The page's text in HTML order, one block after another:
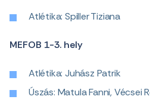
Atlétika: Spiller Tiziana
MEFOB 1-3. hely
Atlétika: Juhász Patrik
Úszás: Matula Fanni, Vécsei